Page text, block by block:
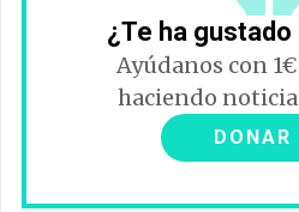
¿Te ha
Ayúdanos con
haciendo
DONAR